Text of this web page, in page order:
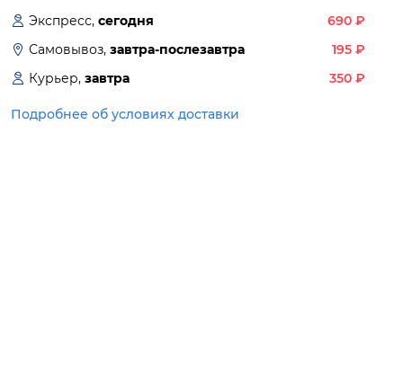
Экспресс, сегодня 690 ₽
Самовывоз, завтра-послезавтра 195 ₽
Курьер, завтра 350 ₽
Подробнее об условиях доставки